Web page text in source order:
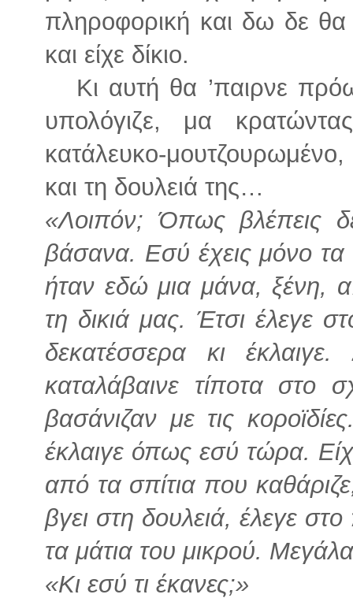
πληροφορική και δω δε θα
και είχε δίκιο.
Κι αυτή θα ’παιρνε
υπολόγιζε, μα
κατάλευκο-
και τη δουλειά της…
«Λοιπόν; Όπως βλέπεις
βάσανα. Εσύ έχεις μόνο
ήταν εδώ μια μάνα, ξένη,
τη δικιά μας. Έτσι έλεγε
δεκατέσσερα κι
καταλάβαινε τίποτα στο
βασάνιζαν με τις
έκλαιγε όπως εσύ τώρα.
από τα σπίτια που
βγει στη δουλειά, έλεγε
τα μάτια του μικρού.
«Κι εσύ τι έκανες;»